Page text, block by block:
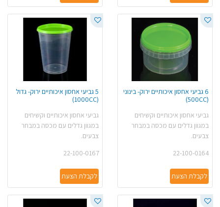
6 גביעי אחסון איכותיים ירוק- בינוני
(500CCׂׂׂ)
גביעי אחסון איכותיים וקשיחים
במגוון גדלים עם מכסה במבחר
צבעים.
22-100-0164
לקבלת הצעת
5 גביעי אחסון איכותיים ירוק- גדול
(1000CC)
גביעי אחסון איכותיים וקשיחים
במגוון גדלים עם מכסה במבחר
צבעים.
22-100-0167
לקבלת הצעת